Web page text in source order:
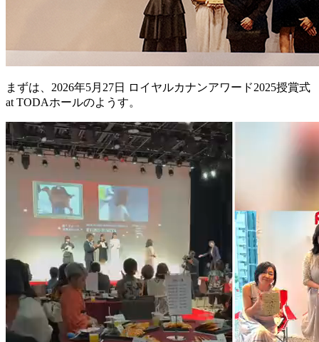
まずは、2026年5月27日 ロイヤルカナンアワード2025授賞式
at TODAホールのようす。